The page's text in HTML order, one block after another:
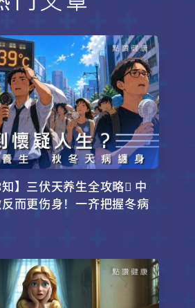
知】三伏天养生全攻略 中
而更伤身！一齐把握冬病